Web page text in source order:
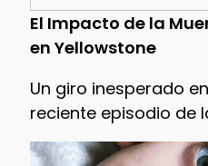
El Impacto de la
en Yellowstone
Un giro inesperado
reciente episodio de